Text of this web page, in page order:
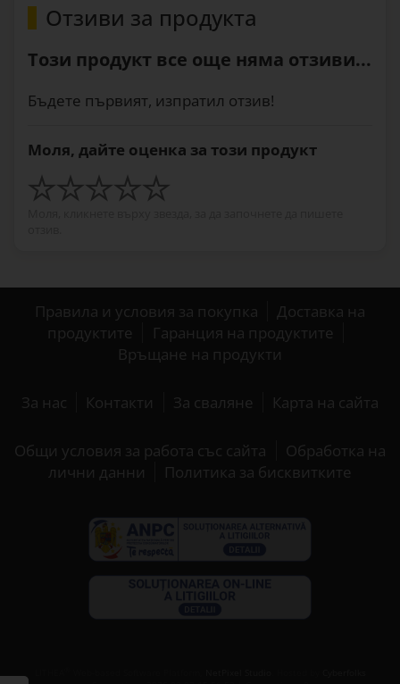
Отзиви за продукта
Този продукт все още няма отзиви...
Бъдете първият, изпратил отзив!
Моля, дайте оценка за този продукт
Правила и условия за покупка
Доставка на
продуктите
Гаранция на продуктите
Връщане на продукти
За нас Контакти За сваляне Карта на сайта
Общи условия за работа със сайта
Обработка на
лични данни
Политика за бисквитките